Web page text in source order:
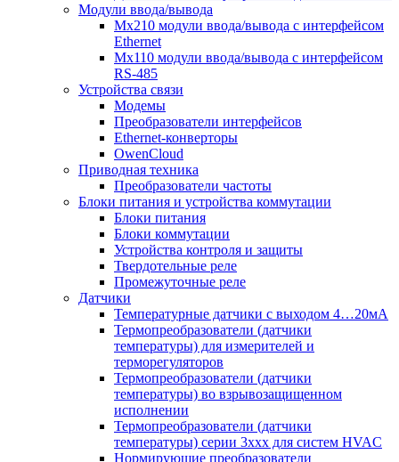
Модули ввода/вывода
Мх210 модули ввода/вывода с интерфейсом
Ethernet
Мх110 модули ввода/вывода с интерфейсом
RS-485
Устройства связи
Модемы
Преобразователи интерфейсов
Ethernet-конверторы
OwenCloud
Приводная техника
Преобразователи частоты
Блоки питания и устройства коммутации
Блоки питания
Блоки коммутации
Устройства контроля и защиты
Твердотельные реле
Промежуточные реле
Датчики
Температурные датчики с выходом 4…20мА
Термопреобразователи (датчики
температуры) для измерителей и
терморегуляторов
Термопреобразователи (датчики
температуры) во взрывозащищенном
исполнении
Термопреобразователи (датчики
температуры) серии 3ххх для систем HVAC
Нормирующие преобразователи